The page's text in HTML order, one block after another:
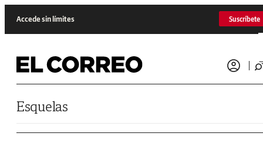
Accede sin límites Suscríbete
Esquelas